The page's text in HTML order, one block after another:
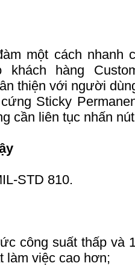
một cách nhanh
hàng
thiện với người
Sticky
cần liên tục nhấn
STD 810.
công suất thấp và
làm việc cao hơn;